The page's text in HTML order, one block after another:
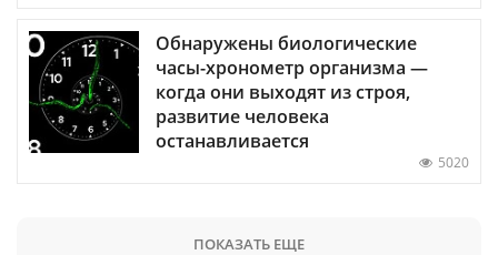
Обнаружены биологические
часы-хронометр организма —
когда они выходят из строя,
развитие человека
останавливается
5020
ПОКАЗАТЬ ЕЩЕ